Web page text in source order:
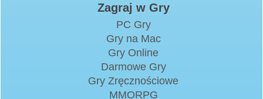
Zagraj w Gry
PC Gry
Gry na Mac
Gry Online
Darmowe Gry
Gry Zręcznościowe
MMORPG